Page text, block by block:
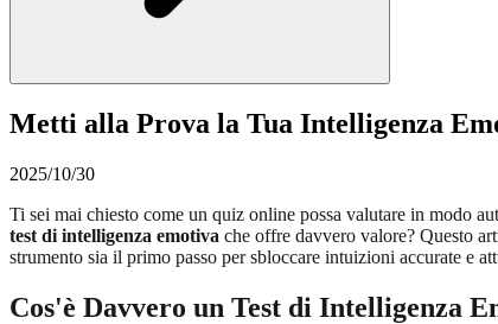
Metti alla Prova la Tua Intelligenza
2025/10/30
Ti sei mai chiesto come un quiz online possa valutare in modo
test di intelligenza emotiva che offre davvero valore? Questo
strumento sia il primo passo per sbloccare intuizioni accurate e
Cos'è Davvero un Test di Intelligenza